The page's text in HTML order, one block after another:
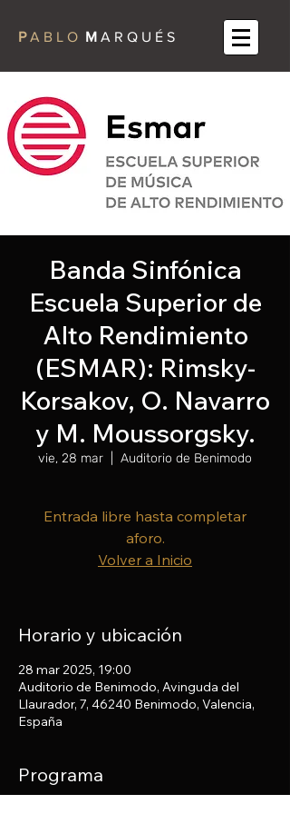
PA B L O M A R Q U É S
Banda Sinfónica
Escuela Superior de
Alto Rendimiento
(ESMAR): Rimsky-
Korsakov, O. Navarro
y M. Moussorgsky.
vie, 28 mar Auditorio de Benimodo
Entrada libre hasta completar
aforo.
Volver a Inicio
Horario y ubicación
28 mar 2025, 19:00
Auditorio de Benimodo, Avinguda del
Llaurador, 7, 46240 Benimodo, Valencia,
España
Programa